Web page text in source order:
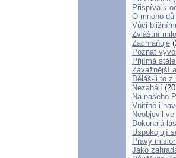
Přispívá k
O mnoho
Vůči
Zvláštní
Zachraňuje
Poznat
Přijímá
Závažnější
Děláš-li to z
Nezahálí
Na našeho
Vnitřně i
Neobjevil
Dokonalá
Uspokojují
Pravý
Jako